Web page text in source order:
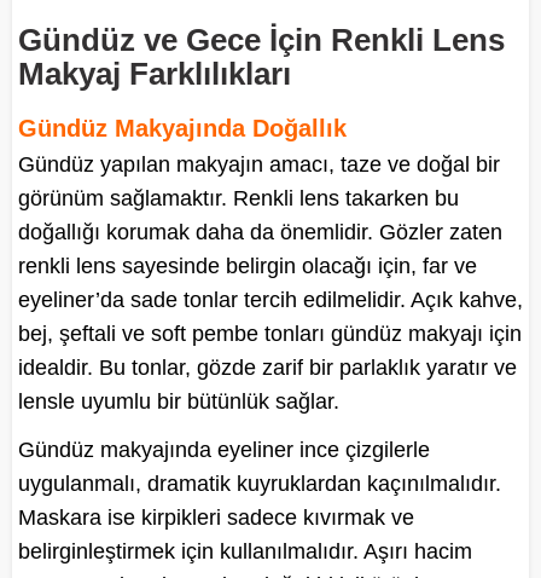
Gündüz ve Gece İçin Renkli Lens
Makyaj Farklılıkları
Gündüz Makyajında Doğallık
Gündüz yapılan makyajın amacı, taze ve doğal bir
görünüm sağlamaktır. Renkli lens takarken bu
doğallığı korumak daha da önemlidir. Gözler zaten
renkli lens sayesinde belirgin olacağı için, far ve
eyeliner’da sade tonlar tercih edilmelidir. Açık kahve,
bej, şeftali ve soft pembe tonları gündüz makyajı için
idealdir. Bu tonlar, gözde zarif bir parlaklık yaratır ve
lensle uyumlu bir bütünlük sağlar.
Gündüz makyajında eyeliner ince çizgilerle
uygulanmalı, dramatik kuyruklardan kaçınılmalıdır.
Maskara ise kirpikleri sadece kıvırmak ve
belirginleştirmek için kullanılmalıdır. Aşırı hacim